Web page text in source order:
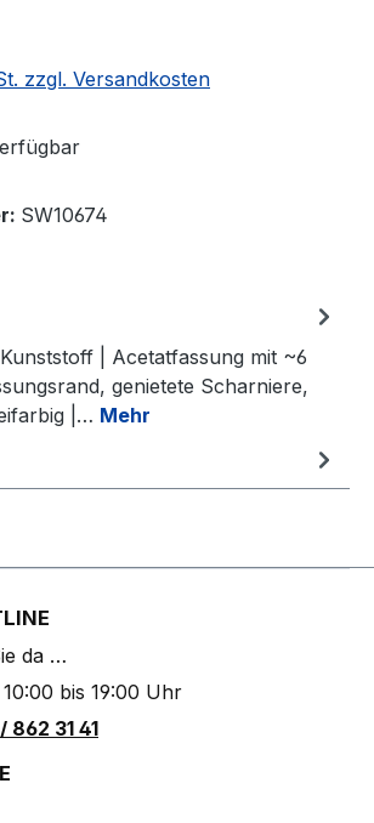
zzgl. Versandkosten
SW10674
| Acetatfassung mit ~6
genietete Scharniere,
|… Mehr
da …
bis 19:00 Uhr
862 31 41